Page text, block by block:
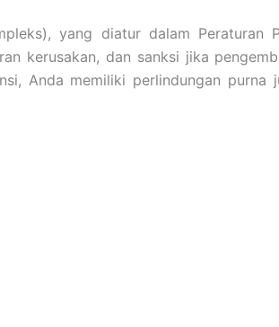
yang diatur dalam Peraturan
kerusakan, dan sanksi jika
Anda memiliki perlindungan